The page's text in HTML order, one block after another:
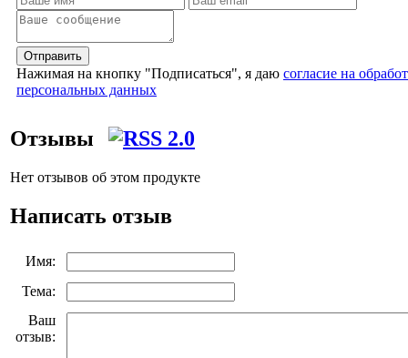
Отправить
Нажимая на кнопку "Подписаться", я даю согласие на
персональных данных
Отзывы
Нет отзывов об этом продукте
Написать отзыв
Имя:
Тема:
Ваш
отзыв: